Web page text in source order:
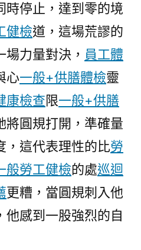
時停止，達到零的境
健檢道，這場荒謬的
力量對決， 員工體
心一般+供膳體檢靈
康檢查限一般+供膳
將圓規打開，準確量
，這代表理性的比勞
般勞工健檢的處巡迴
更糟，當圓規刺入他
他感到一股強烈的自